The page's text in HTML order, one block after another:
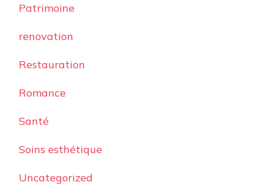
Patrimoine
renovation
Restauration
Romance
Santé
Soins esthétique
Uncategorized